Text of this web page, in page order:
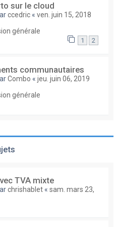
sur le cloud
ccedric « ven. juin 15, 2018
générale
1 2
communautaires
Combo « jeu. juin 06, 2019
générale
TVA mixte
chrishablet « sam. mars 23,